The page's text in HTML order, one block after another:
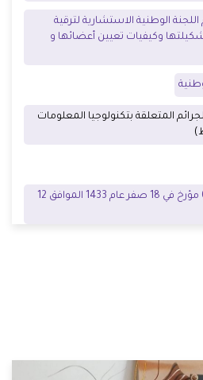
الوطنية الاستشارية لترقية
وكيفيات تعيين أعضائها و
المتعلقة بتكنولوجيا المعلومات
قانون الجمعيات رقم 12 - 06 مؤرخ في 18 صفر عام 1433 الموافق 12